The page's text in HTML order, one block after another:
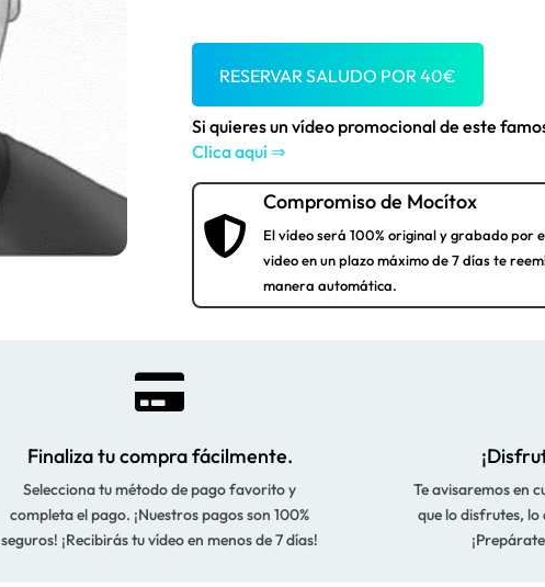
RESERVAR SALUDO POR40€
Si quieres un vídeo promocional de este
Clica aquí ⇒

Compromiso de Mocítox
El vídeo será 100% original y grabado por
video en un plazo máximo de 7 días te
manera automática.

Finaliza tu compra fácilmente.
Selecciona tu método de pago favorito y
completa el pago. ¡Nuestros pagos son 100%
seguros! ¡Recibirás tu vídeo en menos de 7 días!
Te avisaremos en
que lo disfrutes,